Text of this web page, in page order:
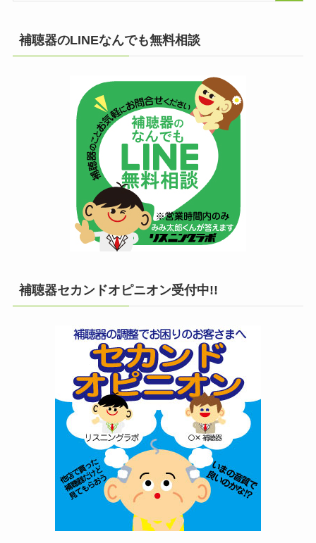
補聴器のLINEなんでも無料相談
補聴器セカンドオピニオン受付中!!